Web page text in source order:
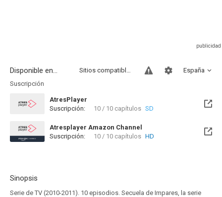
Disponible en... España
Sitios compatibles
Suscripción
AtresPlayer
Suscripción:
10 / 10 capítulos SD
Atresplayer Amazon Channel
Suscripción:
10 / 10 capítulos HD
Sinopsis
Serie de TV (2010-2011). 10 episodios. Secuela de Impares, la serie